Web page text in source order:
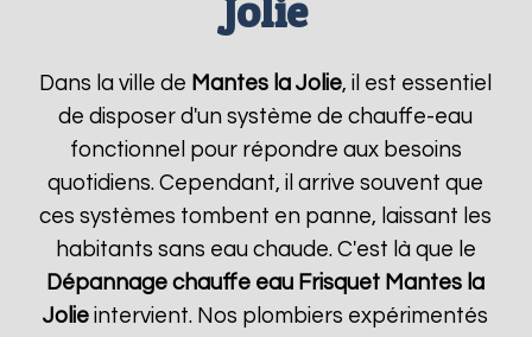
Jolie
Dans la ville de Mantes la Jolie, il est essentiel
de disposer d'un système de chauffe-eau
fonctionnel pour répondre aux besoins
quotidiens. Cependant, il arrive souvent que
ces systèmes tombent en panne, laissant les
habitants sans eau chaude. C'est là que le
Dépannage chauffe eau Frisquet Mantes la
Jolie intervient. Nos plombiers expérimentés